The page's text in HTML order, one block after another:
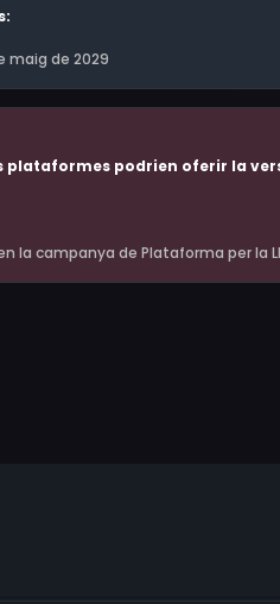
maig de 2029
plataformes podrien oferir la
la campanya de Plataforma per la